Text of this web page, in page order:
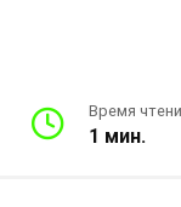
Время
1 мин.